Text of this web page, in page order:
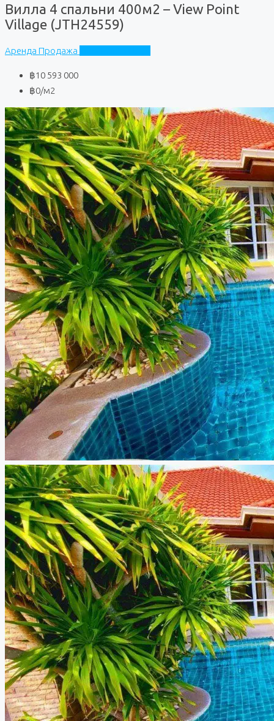
Вилла 4 спальни 400м2 – View Point
Village (JTH24559)
Аренда Продажа
฿10 593 000
฿0/м2